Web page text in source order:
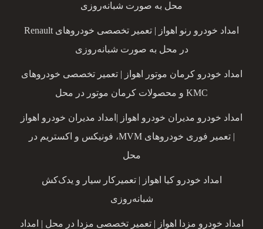
محل به صورت شبانه‌روزی
امداد خودرو رنو اهواز | تعمیر تخصصی خودروهای Renault
در محل به صورت شبانه‌روزی
امداد خودرو کرمان موتور اهواز | تعمیر تخصصی خودروهای
KMC و محصولات کرمان موتور در محل
امداد خودرو مدیران خودرو اهواز |امداد مدیران خودرو اهواز
| تعمیر فوری خودروهای MVM، فونیکس و اکستریم در
محل
امداد خودرو کیا اهواز | تعمیرکار سیار و یدک‌کش
شبانه‌روزی
امداد خودرو مزدا اهواز | تعمیر تخصصی مزدا در محل | امداد